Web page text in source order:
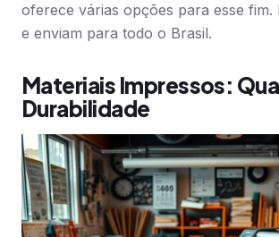
oferece várias opções para esse fim.
e enviam para todo o Brasil.
Materiais Impressos:
Durabilidade